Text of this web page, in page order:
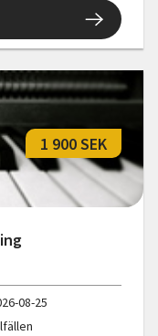
1 900 SEK
08-25